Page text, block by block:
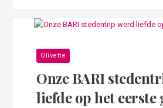
Olivette
Onze BARI
liefde op het eerste